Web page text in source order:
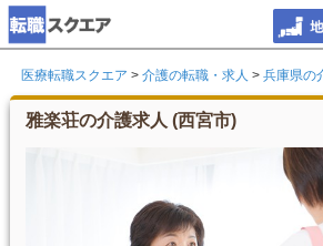
医療転職スクエア > 介護の転職・求人 > 兵庫県の
雅楽荘の介護求人 (西宮市)